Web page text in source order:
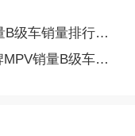
销量排行榜完整版
车销量排行榜完整版